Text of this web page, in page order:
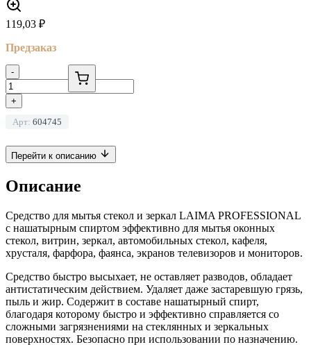
119,03 ₽
Предзаказ
-
+
Арт: 604745
Перейти к описанию
Описание
Средство для мытья стекол и зеркал LAIMA PROFESSIONAL
с нашатырным спиртом эффективно для мытья оконных
стекол, витрин, зеркал, автомобильных стекол, кафеля,
хрусталя, фарфора, фаянса, экранов телевизоров и мониторов.
Средство быстро высыхает, не оставляет разводов, обладает
антистатическим действием. Удаляет даже застаревшую грязь,
пыль и жир. Содержит в составе нашатырный спирт,
благодаря которому быстро и эффективно справляется со
сложными загрязнениями на стеклянных и зеркальных
поверхностях. Безопасно при использовании по назначению.